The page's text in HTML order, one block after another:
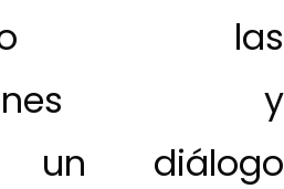
las
y
un diálogo